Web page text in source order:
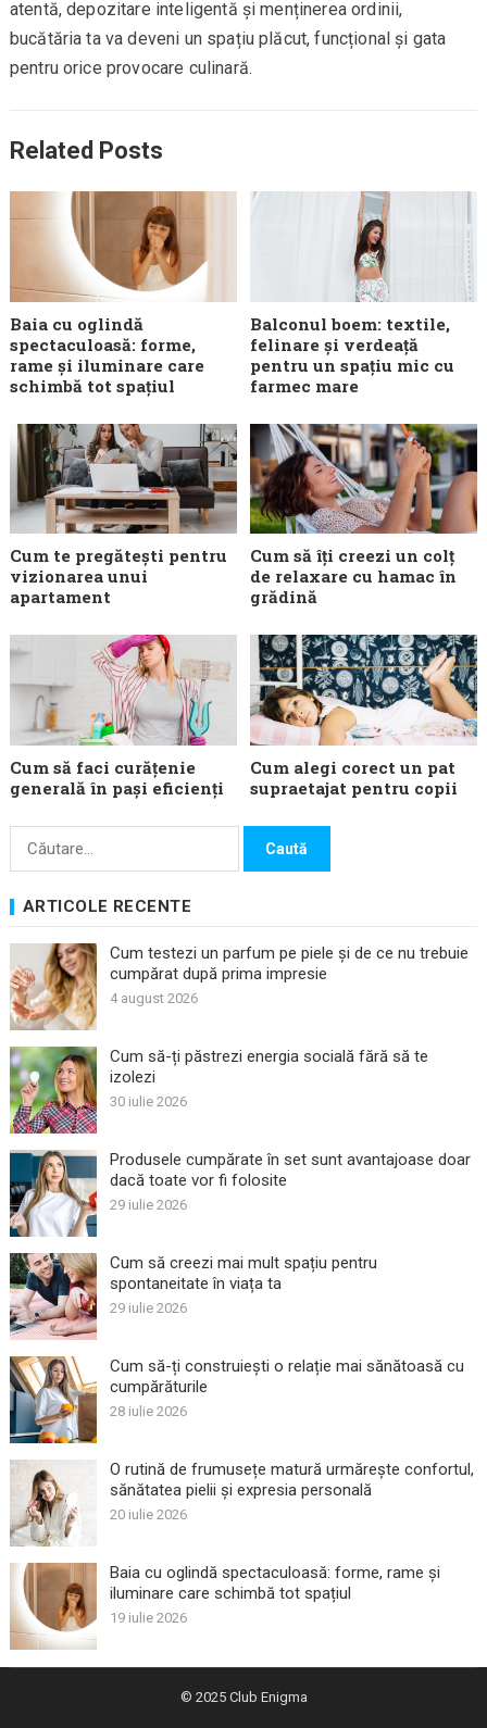
atentă, depozitare inteligentă și menținerea ordinii,
bucătăria ta va deveni un spațiu plăcut, funcțional și gata
pentru orice provocare culinară.
Related Posts
Baia cu oglindă
spectaculoasă: forme,
rame și iluminare care
schimbă tot spațiul
Balconul boem: textile,
felinare și verdeață
pentru un spațiu mic cu
farmec mare
Cum te pregătești pentru
vizionarea unui
apartament
Cum să îți creezi un colț
de relaxare cu hamac în
grădină
Cum să faci curățenie
generală în pași eficienți
Cum alegi corect un pat
supraetajat pentru copii
ARTICOLE RECENTE
Cum testezi un parfum pe piele și de ce nu trebuie
cumpărat după prima impresie
4 august 2026
Cum să-ți păstrezi energia socială fără să te
izolezi
30 iulie 2026
Produsele cumpărate în set sunt avantajoase doar
dacă toate vor fi folosite
29 iulie 2026
Cum să creezi mai mult spațiu pentru
spontaneitate în viața ta
29 iulie 2026
Cum să-ți construiești o relație mai sănătoasă cu
cumpărăturile
28 iulie 2026
O rutină de frumusețe matură urmărește confortul,
sănătatea pielii și expresia personală
20 iulie 2026
Baia cu oglindă spectaculoasă: forme, rame și
iluminare care schimbă tot spațiul
19 iulie 2026
© 2025 Club Enigma